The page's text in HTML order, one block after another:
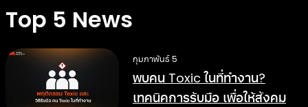
Top 5 News
กุมภาพันธ์ 5
พบคน Toxic ในที่ทำงาน?
เทคนิคการรับมือ เพื่อให้สังคม